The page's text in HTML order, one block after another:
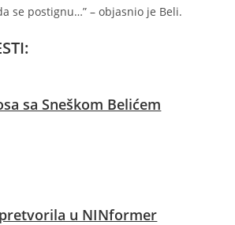
se postignu…” – objasnio je Beli.
sa Sneškom Belićem
u NINformer